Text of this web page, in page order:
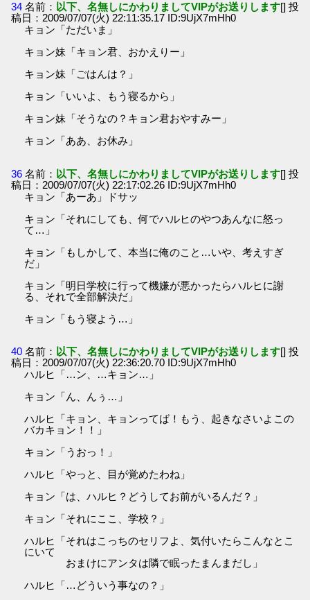
34 名前： 以下、名無しにかわりましてVIPがお送りします[] 投
稿日：2009/07/07(火) 22:11:35.17 ID:9UjX7mHh0
キョン「ただいま」
キョン妹「キョン君、おかえりー」
キョン妹「ごはんは？」
キョン「いいよ、もう寝るから」
キョン妹「そうなの？キョン君おやすみー」
キョン「ああ、お休み」
36 名前： 以下、名無しにかわりましてVIPがお送りします[] 投
稿日：2009/07/07(火) 22:17:02.26 ID:9UjX7mHh0
キョン「あーあ」ドサッ
キョン「それにしても、何でハルヒのやつあんなに怒っ
て…」
キョン「もしかして、本当に俺のこと…いや、考えすぎ
だ」
キョン「明日学校に行って機嫌が悪かったらハルヒに謝
る、それで全部解決だ」
キョン「もう寝よう…」
40 名前： 以下、名無しにかわりましてVIPがお送りします[] 投
稿日：2009/07/07(火) 22:36:20.70 ID:9UjX7mHh0
ハルヒ「…ン、…キョン…」
キョン「ん、んぅ…」
ハルヒ「キョン、キョンってば！もう、起きなさいよこの
バカキョン！！」
キョン「うおっ！」
ハルヒ「やっと、目が覚めたわね」
キョン「は、ハルヒ？どうしてお前がいるんだ？」
キョン「それにここ、学校？」
ハルヒ「それはこっちのセリフよ、気付いたらこんなとこ
にいて
おまけにアンタは隣で眠ったまんまだし」
ハルヒ「…どういう事なの？」